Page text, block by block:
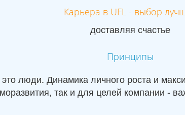
Карьера в UFL - выбор
доставляя счастье
Принципы
люди. Динамика личного роста и
так и для целей компании -